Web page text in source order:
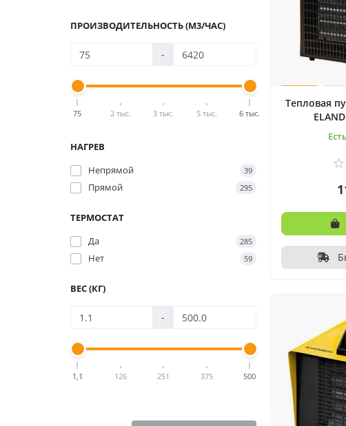
ПРОИЗВОДИТЕЛЬНОСТЬ (М3/ЧАС)
-
75 2 тыс. 3 тыс. 5 тыс. 6 тыс.
НАГРЕВ
Непрямой
39
Прямой 295
ТЕРМОСТАТ
Да
285
Нет 59
ВЕС (КГ)
-
1,1 126 251 375 500
Тепловая